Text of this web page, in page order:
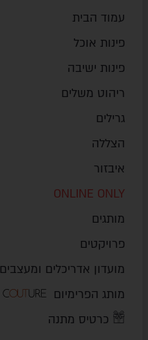
עמוד הבית
פינות אוכל
פינות ישיבה
ריהוט משלים
גרילים
הצללה
איבזור
ONLINE ONLY
מותגים
פרויקטים
מועדון אדריכלים ומעצבים
מותג הפרימיום
כרטיס מתנה